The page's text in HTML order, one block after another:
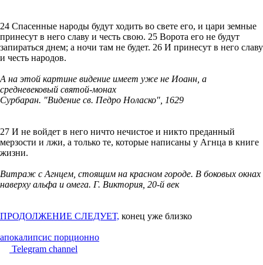
24 Спасенные народы будут ходить во свете его, и цари земные
принесут в него славу и честь свою. 25 Ворота его не будут
запираться днем; а ночи там не будет. 26 И принесут в него славу
и честь народов.
А на этой картине видение имеет уже не Иоанн, а
средневековый святой-монах
Сурбаран. "Видение св. Педро Ноласко", 1629
27 И не войдет в него ничто нечистое и никто преданный
мерзости и лжи, а только те, которые написаны у Агнца в книге
жизни.
Витраж с Агнцем, стоящим на красном городе. В боковых окнах
наверху альфа и омега. Г. Виктория, 20-й век
ПРОДОЛЖЕНИЕ СЛЕДУЕТ, конец уже близко
апокалипсис порционно
Telegram channel